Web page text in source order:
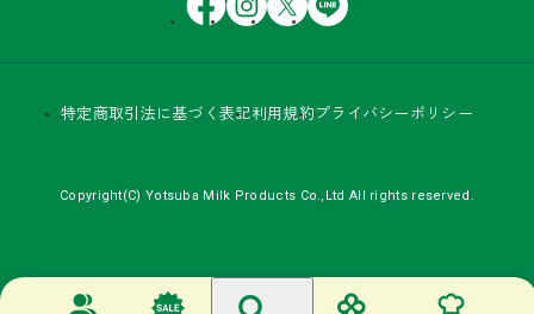
特定商取引法に基づく表記利用規約 プライバシーポリシー
Copyright(C) Yotsuba Milk Products Co.,Ltd All rights reserved.